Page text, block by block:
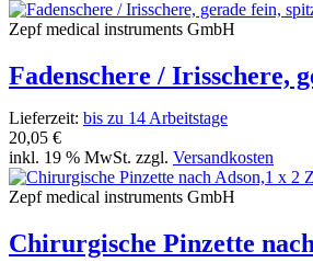
Zepf medical instruments GmbH
Fadenschere / Irisschere,
Lieferzeit: bis zu 14 Arbeitstage
20,05 €
inkl. 19 % MwSt. zzgl. Versandkosten
Zepf medical instruments GmbH
Chirurgische Pinzette